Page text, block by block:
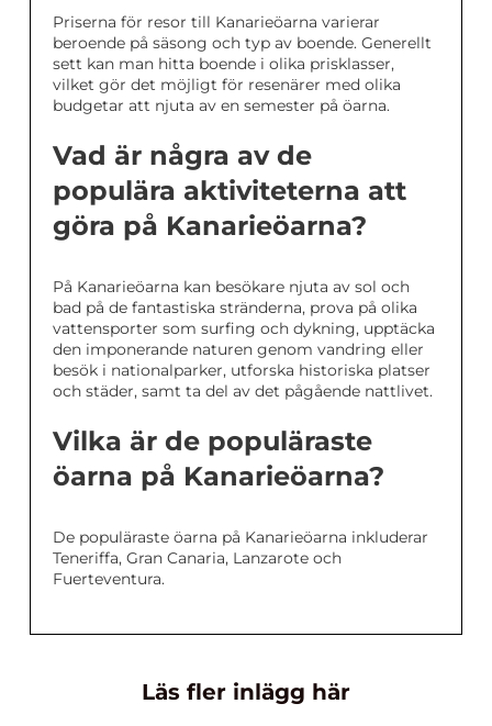
Priserna för resor till Kanarieöarna varierar
beroende på säsong och typ av boende. Generellt
sett kan man hitta boende i olika prisklasser,
vilket gör det möjligt för resenärer med olika
budgetar att njuta av en semester på öarna.
Vad är några av de
populära aktiviteterna att
göra på Kanarieöarna?
På Kanarieöarna kan besökare njuta av sol och
bad på de fantastiska stränderna, prova på olika
vattensporter som surfing och dykning, upptäcka
den imponerande naturen genom vandring eller
besök i nationalparker, utforska historiska platser
och städer, samt ta del av det pågående nattlivet.
Vilka är de populäraste
öarna på Kanarieöarna?
De populäraste öarna på Kanarieöarna inkluderar
Teneriffa, Gran Canaria, Lanzarote och
Fuerteventura.
Läs fler inlägg här